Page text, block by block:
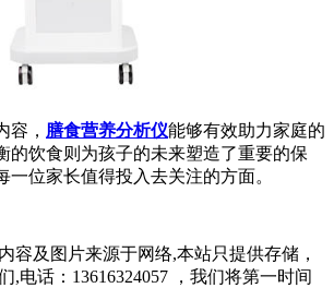
容， 膳食营养分析仪能够有效助力家庭的
的饮食则为孩子的未来塑造了重要的保
一位家长值得投入去关注的方面。
容及图片来源于网络,本站只提供存储，
,电话：13616324057 ，我们将第一时间